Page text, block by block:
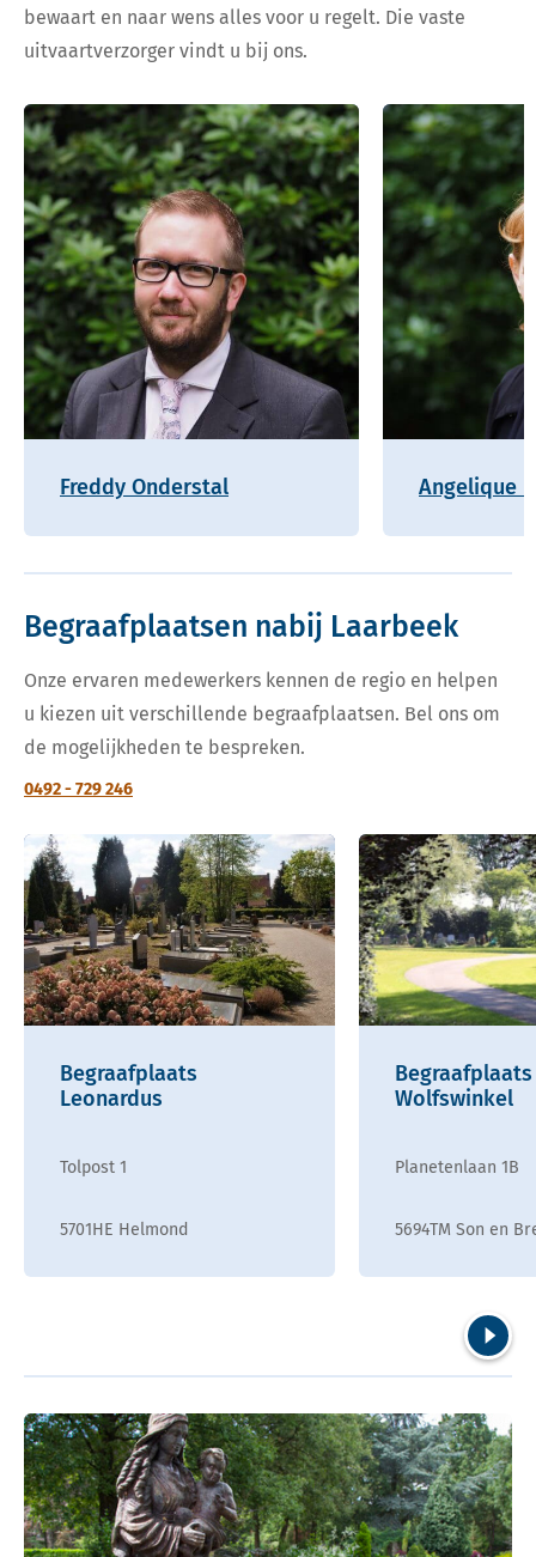
bewaart en naar wens alles voor u regelt. Die vaste
uitvaartverzorger vindt u bij ons.
Freddy Onderstal Angelique
Begraafplaatsen nabij Laarbeek
Onze ervaren medewerkers kennen de regio en helpen
u kiezen uit verschillende begraafplaatsen. Bel ons om
de mogelijkheden te bespreken.
0492 - 729 246
Begraafplaats
Leonardus
Tolpost 1
5701HE Helmond
Begraafplaats
Wolfswinkel
Planetenlaan 1B
5694TM Son en